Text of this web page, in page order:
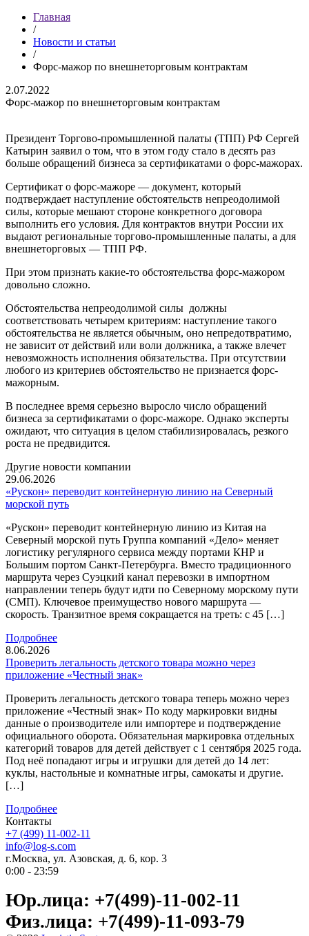
Главная
/
Новости и статьи
/
Форс-мажор по внешнеторговым контрактам
2.07.2022
Форс-мажор по внешнеторговым контрактам
Президент Торгово-промышленной палаты (ТПП) РФ Сергей
Катырин заявил о том, что в этом году стало в десять раз
больше обращений бизнеса за сертификатами о форс-мажорах.
Сертификат о форс-мажоре — документ, который
подтверждает наступление обстоятельств непреодолимой
силы, которые мешают стороне конкретного договора
выполнить его условия. Для контрактов внутри России их
выдают региональные торгово-промышленные палаты, а для
внешнеторговых — ТПП РФ.
При этом признать какие-то обстоятельства форс-мажором
довольно сложно.
Обстоятельства непреодолимой силы должны
соответствовать четырем критериям: наступление такого
обстоятельства не является обычным, оно непредотвратимо,
не зависит от действий или воли должника, а также влечет
невозможность исполнения обязательства. При отсутствии
любого из критериев обстоятельство не признается форс-
мажорным.
В последнее время серьезно выросло число обращений
бизнеса за сертификатами о форс-мажоре. Однако эксперты
ожидают, что ситуация в целом стабилизировалась, резкого
роста не предвидится.
Другие новости компании
29.06.2026
«Рускон» переводит контейнерную линию на Северный
морской путь
«Рускон» переводит контейнерную линию из Китая на
Северный морской путь Группа компаний «Дело» меняет
логистику регулярного сервиса между портами КНР и
Большим портом Санкт-Петербурга. Вместо традиционного
маршрута через Суэцкий канал перевозки в импортном
направлении теперь будут идти по Северному морскому пути
(СМП). Ключевое преимущество нового маршрута —
скорость. Транзитное время сокращается на треть: с 45 […]
Подробнее
8.06.2026
Проверить легальность детского товара можно через
приложение «Честный знак»
Проверить легальность детского товара теперь можно через
приложение «Честный знак» По коду маркировки видны
данные о производителе или импортере и подтверждение
официального оборота. Обязательная маркировка отдельных
категорий товаров для детей действует с 1 сентября 2025 года.
Под неё попадают игры и игрушки для детей до 14 лет:
куклы, настольные и комнатные игры, самокаты и другие.
[…]
Подробнее
Контакты
+7 (499) 11-002-11
info@log-s.com
г.Москва, ул. Азовская, д. 6, кор. 3
0:00 - 23:59
Юр.лица: +7(499)-11-002-11
Физ.лица: +7(499)-11-093-79